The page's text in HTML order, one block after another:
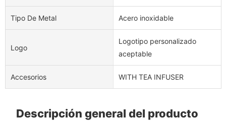
Tipo De Metal Acero inoxidable
Logo
Logotipo personalizado
aceptable
Accesorios WITH TEA INFUSER
Descripción general del producto